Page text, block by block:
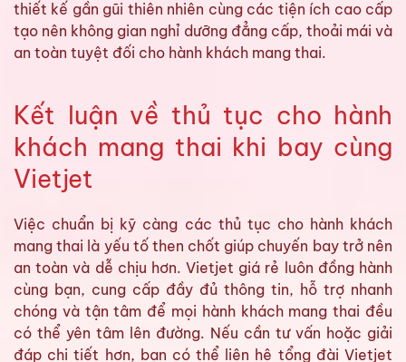
thiết kế gần gũi thiên nhiên cùng các tiện ích cao cấp
tạo nên không gian nghỉ dưỡng đẳng cấp, thoải mái và
an toàn tuyệt đối cho hành khách mang thai.
Kết luận về thủ tục cho hành
khách mang thai khi bay cùng
Vietjet
Việc chuẩn bị kỹ càng các thủ tục cho hành khách
mang thai là yếu tố then chốt giúp chuyến bay trở nên
an toàn và dễ chịu hơn. Vietjet giá rẻ luôn đồng hành
cùng bạn, cung cấp đầy đủ thông tin, hỗ trợ nhanh
chóng và tận tâm để mọi hành khách mang thai đều
có thể yên tâm lên đường. Nếu cần tư vấn hoặc giải
đáp chi tiết hơn, bạn có thể liên hệ tổng đài Vietjet